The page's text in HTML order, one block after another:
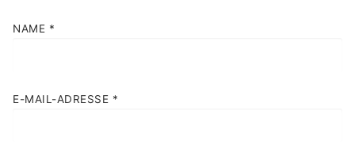
NAME *
E-MAIL-ADRESSE *